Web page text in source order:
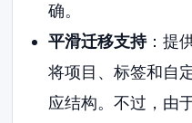
确。
平滑迁移支持：提
将项目、标签和自
应结构。不过，由